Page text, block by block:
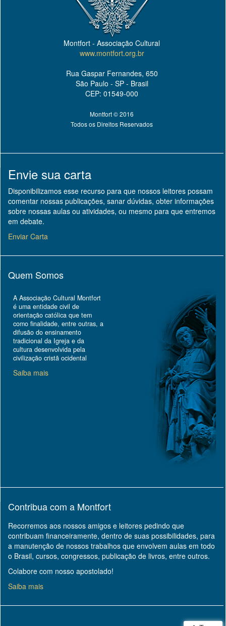
Montfort - Associação Cultural
www.montfort.org.br
Rua Gaspar Fernandes, 650
São Paulo - SP - Brasil
CEP: 01549-000
Montfort © 2016
Todos os Direitos Reservados
Envie sua carta
Disponibilizamos esse recurso para que nossos leitores possam
comentar nossas publicações, sanar dúvidas, obter informações
sobre nossas aulas ou atividades, ou mesmo para que entremos
em debate.
Enviar Carta
Quem Somos
A Associação Cultural Montfort
é uma entidade civil de
orientação católica que tem
como finalidade, entre outras, a
difusão do ensinamento
tradicional da Igreja e da
cultura desenvolvida pela
civilização cristã ocidental
Saiba mais
Contribua com a Montfort
Recorremos aos nossos amigos e leitores pedindo que
contribuam financeiramente, dentro de suas possibilidades, para
a manutenção de nossos trabalhos que envolvem aulas em todo
o Brasil, cursos, congressos, publicação de livros, entre outros.
Colabore com nosso apostolado!
Saiba mais